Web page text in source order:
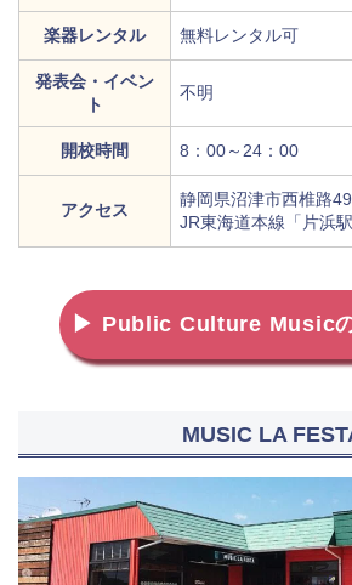
楽器レンタル 無料レンタル可
発表会・イベン
ト
不明
開校時間 8：00～24：00
アクセス
静岡県沼津市西椎路
JR東海道本線「片浜
▶ Public Culture Musicの
MUSIC LA